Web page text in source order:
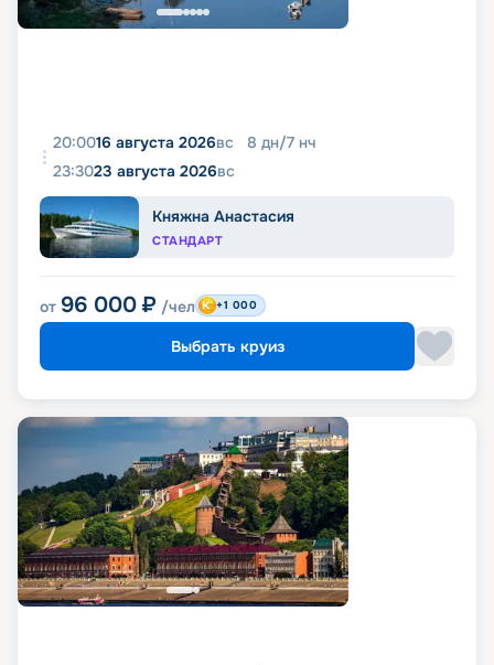
20:0016 августа 2026вс 8 дн/7 нч
23:3023 августа 2026вс
Княжна Анастасия
СТАНДАРТ
от 96 000 ₽ /чел +1 000
Выбрать круиз